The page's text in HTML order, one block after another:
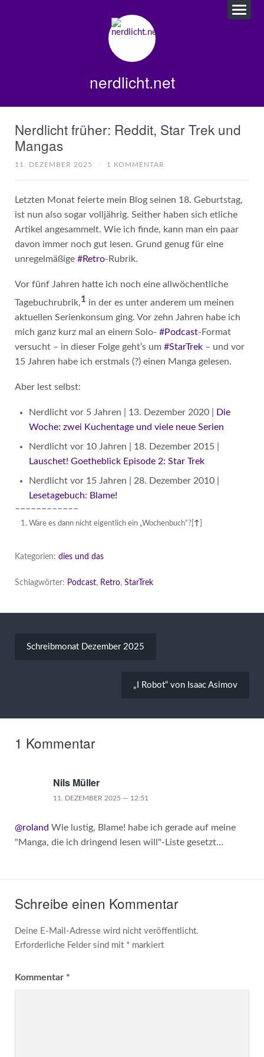
nerdlicht.net
Nerdlicht früher: Reddit, Star Trek und
Mangas
11. DEZEMBER 2025 / 1 KOMMENTAR
Letzten Monat feierte mein Blog seinen 18. Geburtstag,
ist nun also sogar volljährig. Seither haben sich etliche
Artikel angesammelt. Wie ich finde, kann man ein paar
davon immer noch gut lesen. Grund genug für eine
unregelmäßige #Retro-Rubrik.
Vor fünf Jahren hatte ich noch eine allwöchentliche
Tagebuchrubrik,1 in der es unter anderem um meinen
aktuellen Serienkonsum ging. Vor zehn Jahren habe ich
mich ganz kurz mal an einem Solo- #Podcast-Format
versucht – in dieser Folge geht’s um #StarTrek– und vor
15 Jahren habe ich erstmals (?) einen Manga gelesen.
Aber lest selbst:
Nerdlicht vor 5 Jahren | 13. Dezember 2020 |
Die
Woche: zwei Kuchentage und viele neue Serien
Nerdlicht vor 10 Jahren | 18. Dezember 2015 |
Lauschet! Goetheblick Episode 2: Star Trek
Nerdlicht vor 15 Jahren | 28. Dezember 2010 |
Lesetagebuch: Blame!
––––––––––––
Wäre es dann nicht eigentlich ein „Wochenbuch“?[ ↑
Kategorien: dies und das
Schlagwörter: Podcast, Retro, StarTrek
Schreibmonat Dezember 2025
„I Robot“ von Isaac Asimov
1 Kommentar
Nils Müller
11. DEZEMBER 2025 — 12:51
@roland Wie lustig, Blame! habe ich gerade auf meine
"Manga, die ich dringend lesen will"-Liste gesetzt…
Schreibe einen Kommentar
Deine E-Mail-Adresse wird nicht veröffentlicht.
Erforderliche Felder sind mit *markiert
Kommentar *